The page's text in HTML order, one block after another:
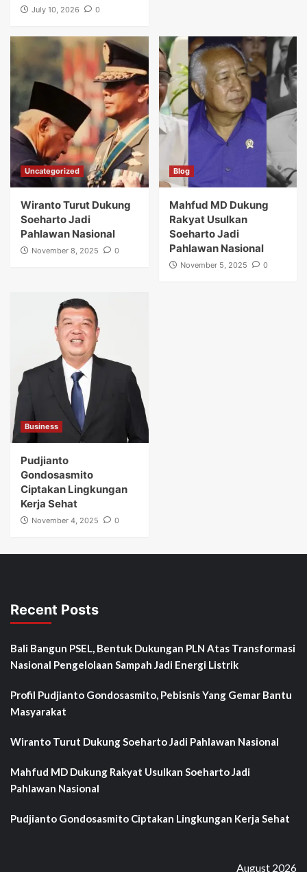
July 10, 2026 0
Uncategorized
Wiranto Turut Dukung
Soeharto Jadi
Pahlawan Nasional
November 8, 2025 0
Blog
Mahfud MD Dukung
Rakyat Usulkan
Soeharto Jadi
Pahlawan Nasional
November 5, 2025 0
Business
Pudjianto
Gondosasmito
Ciptakan Lingkungan
Kerja Sehat
November 4, 2025 0
Recent Posts
Bali Bangun PSEL, Bentuk Dukungan PLN Atas Transformasi
Nasional Pengelolaan Sampah Jadi Energi Listrik
Profil Pudjianto Gondosasmito, Pebisnis Yang Gemar Bantu
Masyarakat
Wiranto Turut Dukung Soeharto Jadi Pahlawan Nasional
Mahfud MD Dukung Rakyat Usulkan Soeharto Jadi
Pahlawan Nasional
Pudjianto Gondosasmito Ciptakan Lingkungan Kerja Sehat
August 2026